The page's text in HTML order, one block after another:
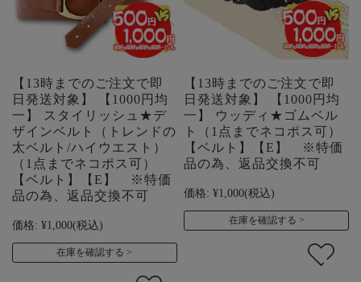
【13時までのご注文で即
日発送対象】 【1000円均
一】 スタイリッシュ★デ
ザインベルト（トレンドの
太ベルト/ハイウエスト）
（1点までネコポス可）
【ベルト】【E】 ※特価
品の為、返品交換不可
価格: ¥1,000(税込)
在庫を確認する
【13時までのご注文で即
日発送対象】 【1000円均
一】 ウッディ★ゴムベル
ト（1点までネコポス可）
【ベルト】【E】 ※特価
品の為、返品交換不可
価格: ¥1,000(税込)
在庫を確認する